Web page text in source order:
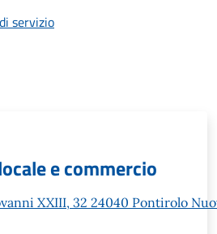
servizio
e commercio
XXIII, 32 24040 Pontirolo